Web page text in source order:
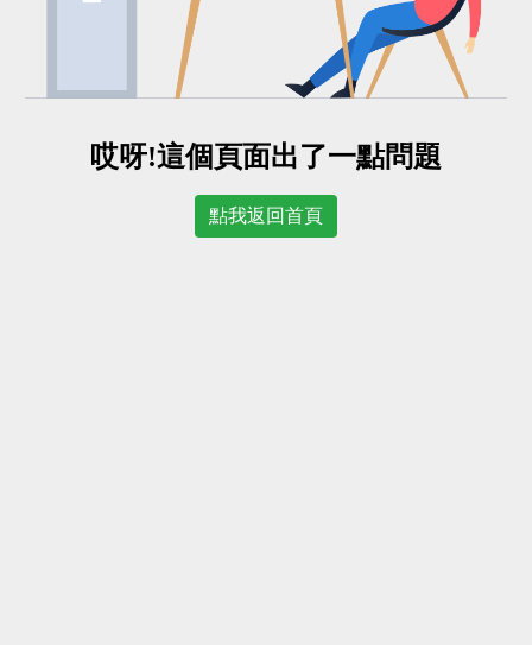
哎呀!這個頁面出了一點問題
點我返回首頁